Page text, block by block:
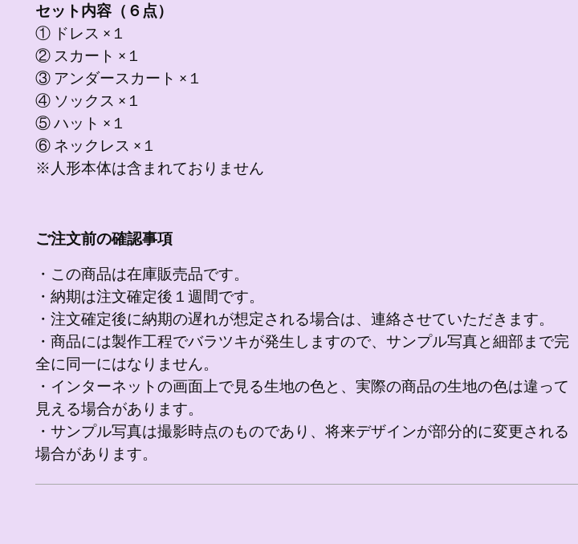
セット内容（６点）
① ドレス ×１
② スカート ×１
③ アンダースカート ×１
④ ソックス ×１
⑤ ハット ×１
⑥ ネックレス ×１
※人形本体は含まれておりません
ご注文前の確認事項
・この商品は在庫販売品です。
・納期は注文確定後１週間です。
・注文確定後に納期の遅れが想定される場合は、連絡させていただきます。
・商品には製作工程でバラツキが発生しますので、サンプル写真と細部まで完
全に同一にはなりません。
・インターネットの画面上で見る生地の色と、実際の商品の生地の色は違って
見える場合があります。
・サンプル写真は撮影時点のものであり、将来デザインが部分的に変更される
場合があります。